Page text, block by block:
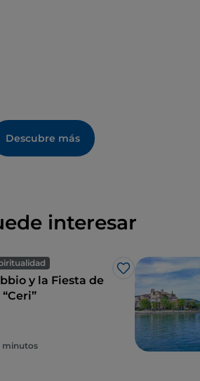
Descubre más
interesar
Me gusta
y la Fiesta de
“Ceri”
minutos